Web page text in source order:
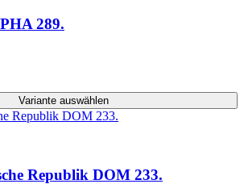
289.
Variante auswählen
Republik DOM 233.